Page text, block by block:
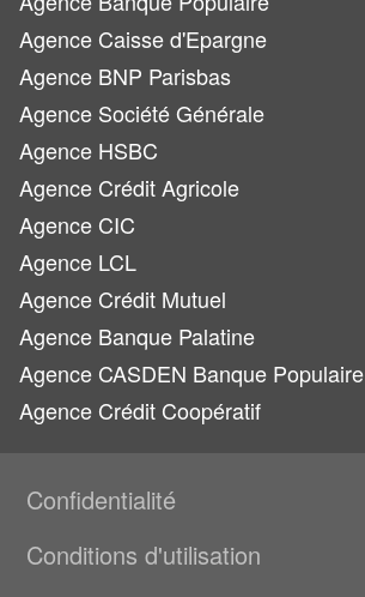
Agence Caisse d'Epargne
Agence BNP Parisbas
Agence Société Générale
Agence HSBC
Agence Crédit Agricole
Agence CIC
Agence LCL
Agence Crédit Mutuel
Agence Banque Palatine
Agence CASDEN Banque Populaire
Agence Crédit Coopératif
Confidentialité
Conditions d'utilisation